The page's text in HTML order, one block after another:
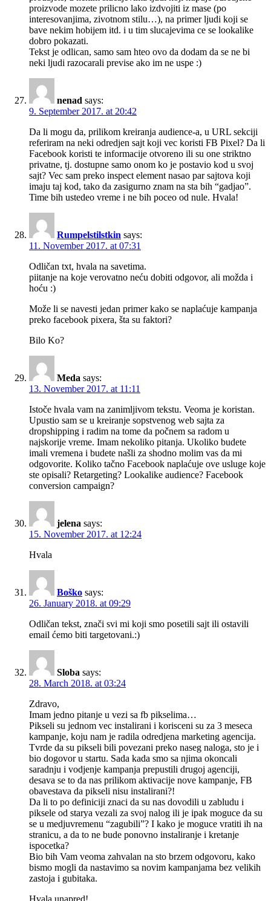
proizvode mozete prilicno lako izdvojiti iz mase (po
interesovanjima, zivotnom stilu…), na primer ljudi koji se
bave nekim hobijem itd. i u tim slucajevima ce se lookalike
dobro pokazati.
Tekst je odlican, samo sam hteo ovo da dodam da se ne bi
neki ljudi razocarali previse ako im ne uspe :)
nenad says:
9. September 2017. at 20:42
Da li mogu da, prilikom kreiranja audience-a, u URL sekciji
referiram na neki odredjen sajt koji vec koristi FB Pixel? Da li
Facebook koristi te informacije otvoreno ili su one striktno
privatne, tj. dostupne samo onom ko je postavio kod u svoj
sajt? Vec sam preko inspect element nasao par sajtova koji
imaju taj kod, tako da zasigurno znam na sta bih “gadjao”.
Time bih ustedeo vreme i ne bih poceo od nule. Hvala!
Rumpelstilstkin says:
11. November 2017. at 07:31
Odličan txt, hvala na savetima.
piitanje na koje verovatno neću dobiti odgovor, ali možda i
hoću :)
Može li se navesti jedan primer kako se naplaćuje kampanja
preko facebook pixera, šta su faktori?
Bilo Ko?
Meda says:
13. November 2017. at 11:11
Istoče hvala vam na zanimljivom tekstu. Veoma je koristan.
Upustio sam se u kreiranje sopstvenog web sajta za
dropshipping i radim na tome da počnem sa radom u
najskorije vreme. Imam nekoliko pitanja. Ukoliko budete
imali vremena i budete našli za shodno molim vas da mi
odgovorite. Koliko tačno Facebook naplaćuje ove usluge koje
ste opisali? Retargeting? Lookalike audience? Facebook
conversion campaign?
jelena says:
15. November 2017. at 12:24
Hvala
Boško says:
26. January 2018. at 09:29
Odličan tekst, znači svi mi koji smo posetili sajt ili ostavili
email ćemo biti targetovani.:)
Sloba says:
28. March 2018. at 03:24
Zdravo,
Imam jedno pitanje u vezi sa fb pikselima…
Pikseli su jednom vec instalirani i korisceni su za 3 meseca
kampanje, koju nam je radila odredjena marketing agencija.
Tvrde da su pikseli bili povezani preko naseg naloga, sto je i
bio dogovor u startu. Sada kada smo sa njima okoncali
saradnju i vodjenje kampanja prepustili drugoj agenciji,
desava se to da nas prilikom aktivacije nove kampanje, FB
obavestava da pikseli nisu instalirani?!
Da li to po definiciji znaci da su nas dovodili u zabludu i
piksele od starya vezali za svoj nalog ili je ipak moguce da su
se u medjuvremenu “zagubili”? I kako je moguce vratiti ih na
stranicu, a da to ne bude ponovno instaliranje i kretanje
ispocetka?
Bio bih Vam veoma zahvalan na sto brzem odgovoru, kako
bismo mogli da nastavimo sa novim kampanjama bez velikih
zastoja i gubitaka.
Hvala unapred!